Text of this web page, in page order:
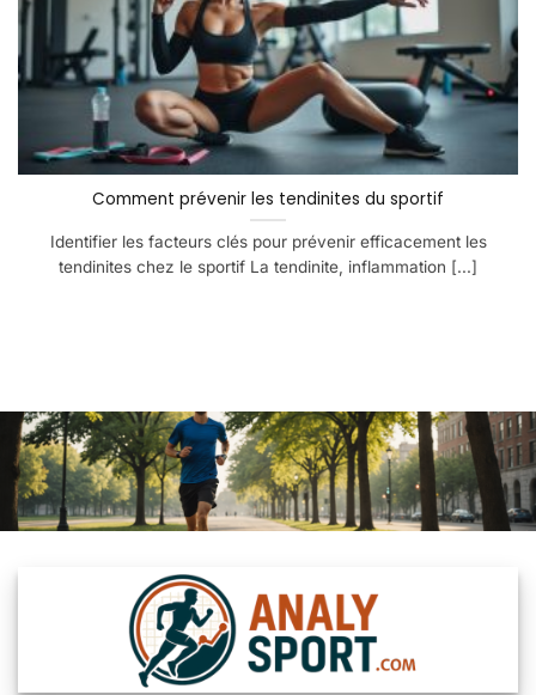
Comment prévenir les tendinites du sportif
Identifier les facteurs clés pour prévenir efficacement les
tendinites chez le sportif La tendinite, inflammation [...]